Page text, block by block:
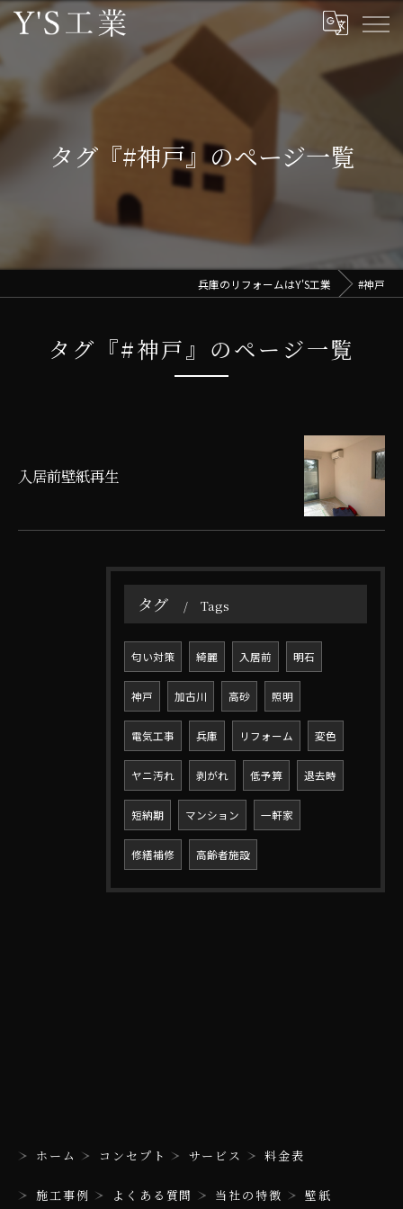
タグ『#神戸』のページ一覧
兵庫のリフォームはY'S工業 #神戸
タグ『#神戸』のページ一覧
入居前壁紙再生
タグ Tags
匂い対策 綺麗 入居前 明石
神戸 加古川 高砂 照明
電気工事 兵庫 リフォーム 変色
ヤニ汚れ 剥がれ 低予算 退去時
短納期 マンション 一軒家
修繕補修 高齢者施設
ホーム コンセプト サービス 料金表
施工事例 よくある質問 当社の特徴 壁紙